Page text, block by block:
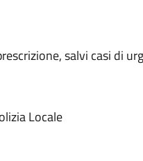
prescrizione, salvi casi
Locale